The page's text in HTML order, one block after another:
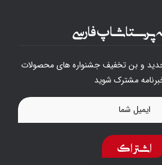
پرستاشاپ فارسی
و بن تخفیف جشنواره های محصولات
مشترک شوید
اشتراک